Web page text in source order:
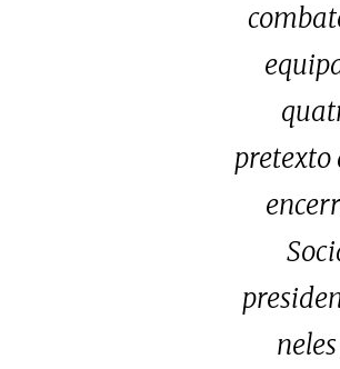
pretexto